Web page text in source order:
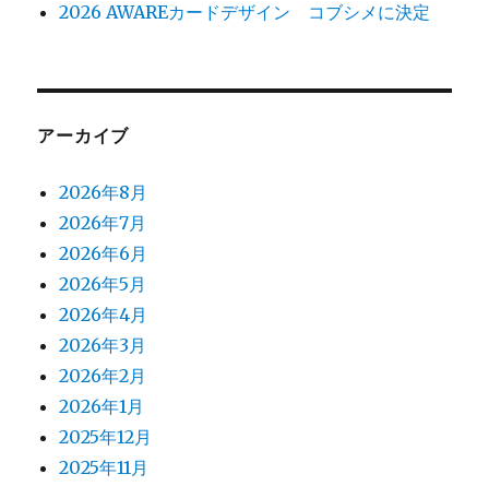
2026 AWAREカードデザイン コブシメに決定
アーカイブ
2026年8月
2026年7月
2026年6月
2026年5月
2026年4月
2026年3月
2026年2月
2026年1月
2025年12月
2025年11月